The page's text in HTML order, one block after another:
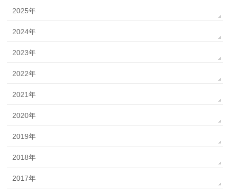
2025年
2024年
2023年
2022年
2021年
2020年
2019年
2018年
2017年